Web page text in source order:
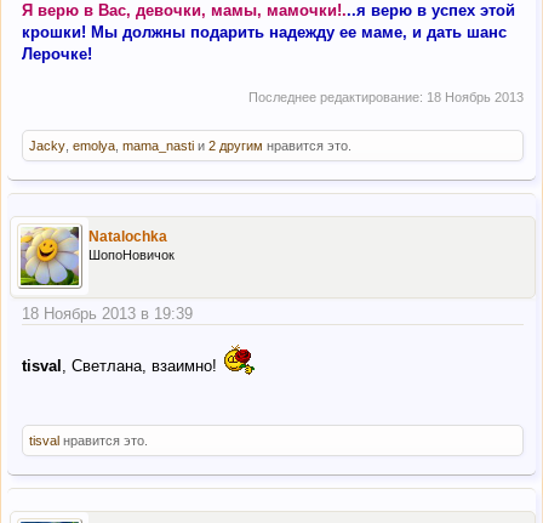
Я верю в Вас, девочки, мамы, мамочки!...я верю в успех этой
крошки! Мы должны подарить надежду ее маме, и дать шанс
Лерочке!
Последнее редактирование: 18 Ноябрь 2013
Jacky, emolya, mama_nasti и 2 другим нравится это.
Natalоchka
ШопоНовичок
18 Ноябрь 2013 в 19:39
tisval , Светлана, взаимно!
tisval нравится это.